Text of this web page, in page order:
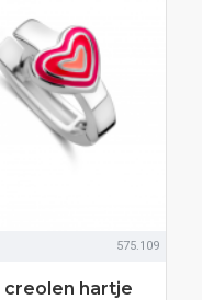
575.109
creolen hartje